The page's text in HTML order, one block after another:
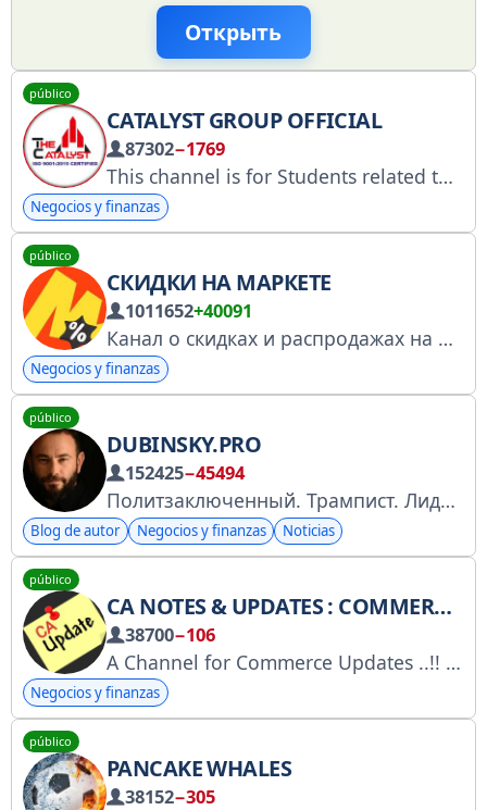
Открыть
público
CATALYST GROUP OFFICIAL
87302−1769
This channel is for Students related to:- •Career counselling •Exam preparation •Online free classes •Study Material •MOTIVATION •Youtube: https://youtube.com/c/THECATALYSTGROUPByASPandit •Facebook: https://m.facebook.com/akhand.pandit.ies/
Negocios y finanzas
público
СКИДКИ НА МАРКЕТЕ
1011652+40091
Канал о скидках и распродажах на Яндекс Маркете. На момент, когда вы видите сообщение, товар или акция могут закончиться. Подробнее о наличии товара и сроках акции смотрите по ссылкам в постах. clck.ru/3SUgXb
Negocios y finanzas
público
DUBINSKY.PRO
152425−45494
Политзаключенный. Трампист. Лидер движения анти-Сорос в Украине. Брошен в тюрьму по личному указанию Зеленского. Действующий народный депутат Украины. Поддержать команду - https://t.me/dubinskypro/17959 Связаться с Дубинским - @dubinskybot
Blog de autor Negocios y finanzas Noticias
público
CA NOTES & UPDATES : COMMERCE UPDATES
38700−106
A Channel for Commerce Updates ..!!
Negocios y finanzas
público
PANCAKE WHALES
38152−305